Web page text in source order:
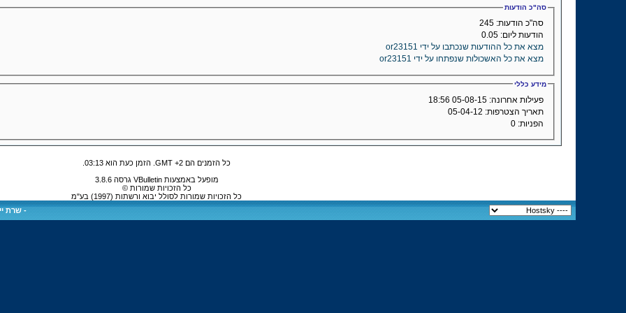
סה"כ הודעות
סה"כ הודעות:
הודעות ליום:
מצא את כל ההודעות שנכתבו על ידי or23151
מצא את כל האשכולות שנפתחו על ידי or23151
מידע כללי
פעילות אחרונה:
18:56
תאריך הצטרפות:
הפניות:
כל הזמנים הם GMT +2. הזמן כעת הוא 03:13
.
מופעל באמצעות VBulletin גרסה 3.8.6
כל הזכויות שמורות ©
כל הזכויות שמורות לסולל יבוא ורשתות (1997) בע"מ
- שרת